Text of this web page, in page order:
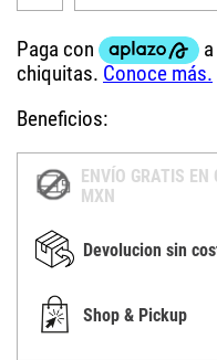
Beneficios:
ENVÍO GRATIS
MXN
Devolucion sin
Shop & Pickup